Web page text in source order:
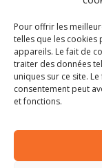
Pour offrir les
telles que les
appareils. Le fait de
traiter des données
uniques sur ce site.
consentement peut
et fonctions.